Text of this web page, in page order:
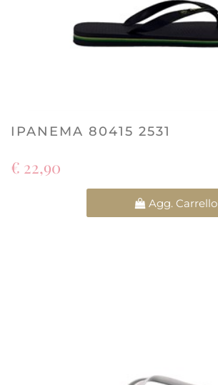
IPANEMA 80415 2531
€ 22,90
Agg. Carrello